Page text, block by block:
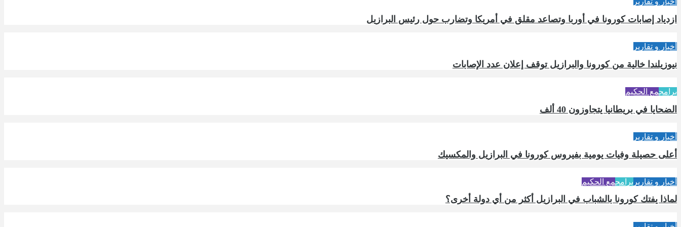
ازدياد إصابات كورونا في أوربا وتصاعد مقلق في أمريكا وتضارب حول رئيس البرازيل
أخبار و تقارير
نيوزيلندا خالية من كورونا والبرازيل توقف إعلان عدد الإصابات
برامجمع الحكيم
الضحايا في بريطانيا يتجاوزون 40 ألف
أخبار و تقارير
أعلى حصيلة وفيات يومية بفيروس كورونا في البرازيل والمكسيك
أخبار و تقارير برامجمع الحكيم
لماذا يفتك كورونا بالشباب في البرازيل أكثر من أي دولة أخرى؟